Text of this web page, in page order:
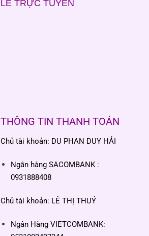
LỄ TRỰC TUYẾN
THÔNG TIN THANH TOÁN
Chủ tài khoản: DU PHAN DUY HẢI
Ngân hàng SACOMBANK :
0931888408
Chủ tài khoản: LÊ THỊ THUÝ
Ngân Hàng VIETCOMBANK: